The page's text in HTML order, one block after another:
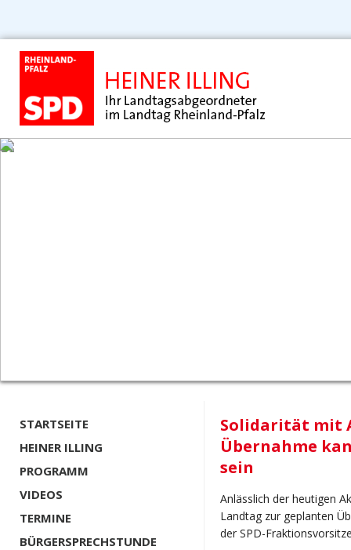
STARTSEITE
HEINER ILLING
PROGRAMM
VIDEOS
TERMINE
BÜRGERSPRECHSTUNDE
Solidarität mit
Übernahme
sein
Anlässlich der heutigen
Landtag zur geplanten
der SPD-